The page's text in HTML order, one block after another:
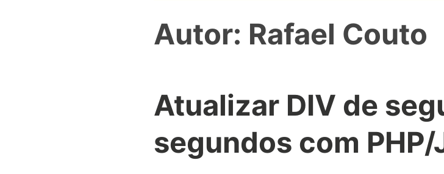
Autor: Rafael Couto
Atualizar DIV de
segundos com